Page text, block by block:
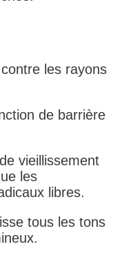
les rayons
de barrière
vieillissement
les
libres.
tous les tons